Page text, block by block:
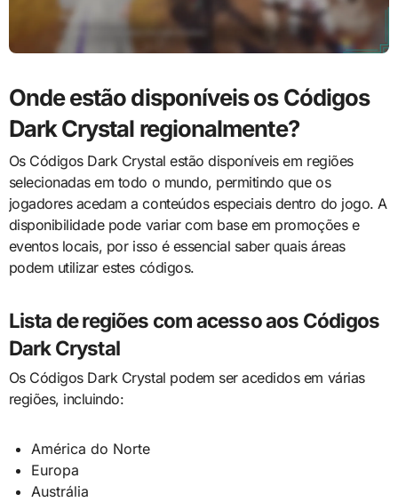
Onde estão disponíveis os Códigos
Dark Crystal regionalmente?
Os Códigos Dark Crystal estão disponíveis em regiões
selecionadas em todo o mundo, permitindo que os
jogadores acedam a conteúdos especiais dentro do jogo. A
disponibilidade pode variar com base em promoções e
eventos locais, por isso é essencial saber quais áreas
podem utilizar estes códigos.
Lista de regiões com acesso aos Códigos
Dark Crystal
Os Códigos Dark Crystal podem ser acedidos em várias
regiões, incluindo:
América do Norte
Europa
Austrália